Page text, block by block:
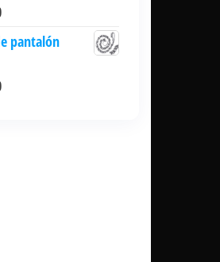
pantalón